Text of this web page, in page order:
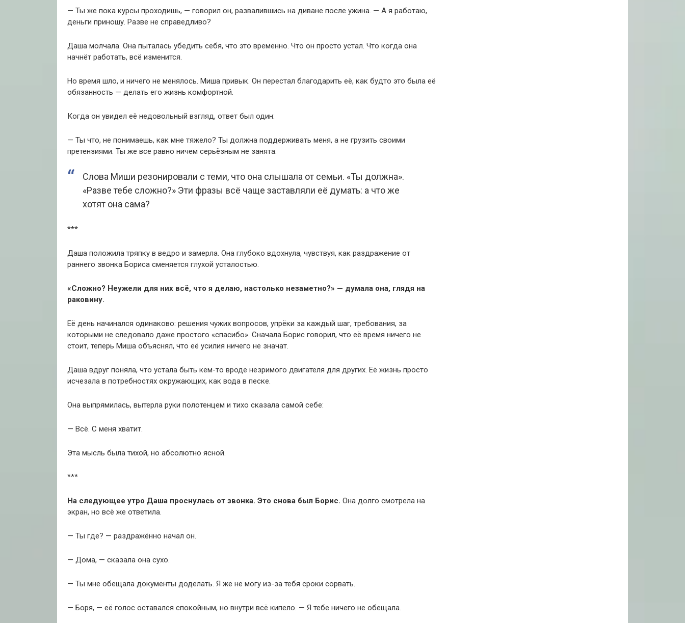
— Ты же пока курсы проходишь, — говорил он, развалившись на диване после ужина. — А я работаю,
деньги приношу. Разве не справедливо?
Даша молчала. Она пыталась убедить себя, что это временно. Что он просто устал. Что когда она
начнёт работать, всё изменится.
Но время шло, и ничего не менялось. Миша привык. Он перестал благодарить её, как будто это была её
обязанность — делать его жизнь комфортной.
Когда он увидел её недовольный взгляд, ответ был один:
— Ты что, не понимаешь, как мне тяжело? Ты должна поддерживать меня, а не грузить своими
претензиями. Ты же все равно ничем серьёзным не занята.
Слова Миши резонировали с теми, что она слышала от семьи. «Ты должна».
«Разве тебе сложно?» Эти фразы всё чаще заставляли её думать: а что же
хотят она сама?
***
Даша положила тряпку в ведро и замерла. Она глубоко вдохнула, чувствуя, как раздражение от
раннего звонка Бориса сменяется глухой усталостью.
«Сложно? Неужели для них всё, что я делаю, настолько незаметно?» — думала она, глядя на
раковину.
Её день начинался одинаково: решения чужих вопросов, упрёки за каждый шаг, требования, за
которыми не следовало даже простого «спасибо». Сначала Борис говорил, что её время ничего не
стоит, теперь Миша объяснял, что её усилия ничего не значат.
Даша вдруг поняла, что устала быть кем-то вроде незримого двигателя для других. Её жизнь просто
исчезала в потребностях окружающих, как вода в песке.
Она выпрямилась, вытерла руки полотенцем и тихо сказала самой себе:
— Всё. С меня хватит.
Эта мысль была тихой, но абсолютно ясной.
***
На следующее утро Даша проснулась от звонка. Это снова был Борис. Она долго смотрела на
экран, но всё же ответила.
— Ты где? — раздражённо начал он.
— Дома, — сказала она сухо.
— Ты мне обещала документы доделать. Я же не могу из-за тебя сроки сорвать.
— Боря, — её голос оставался спокойным, но внутри всё кипело. — Я тебе ничего не обещала.